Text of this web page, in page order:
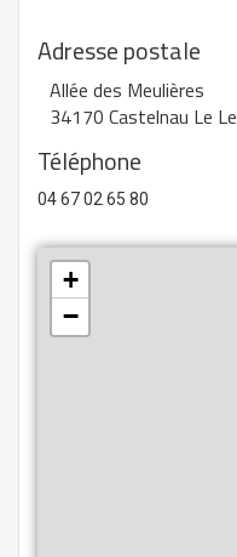
Adresse postale
Allée des Meulières
34170 Castelnau Le
Téléphone
04 67 02 65 80
+
−